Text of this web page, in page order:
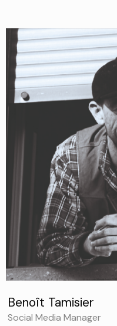
Benoît Tamisier
Social Media Manager